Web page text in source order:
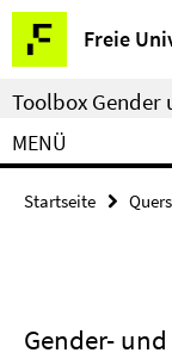
Springe
direkt
zu
Inhalt
Freie
Service-
Navigation
Toolbox Gender
MENÜ
Startseite
Gender-